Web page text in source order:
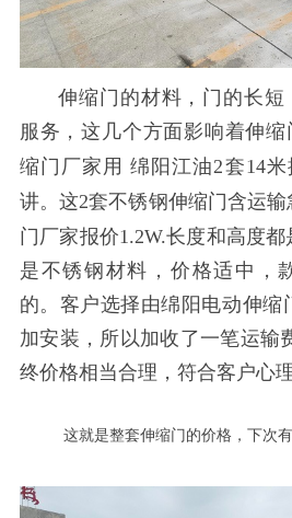
伸缩门的材料，门的长
服务，这几个方面影响着伸
缩门厂家 用 绵阳江油2套14
讲。这2套不锈钢伸缩门含运输
门厂家报价1.2W.长度和高度都
是不锈钢材料，价格适中，
的。客户选择由绵阳电动伸缩
加安装，所以加收了一笔运输
终价格相当合理，符合客户心理
这就是整套伸缩门的价格，下次